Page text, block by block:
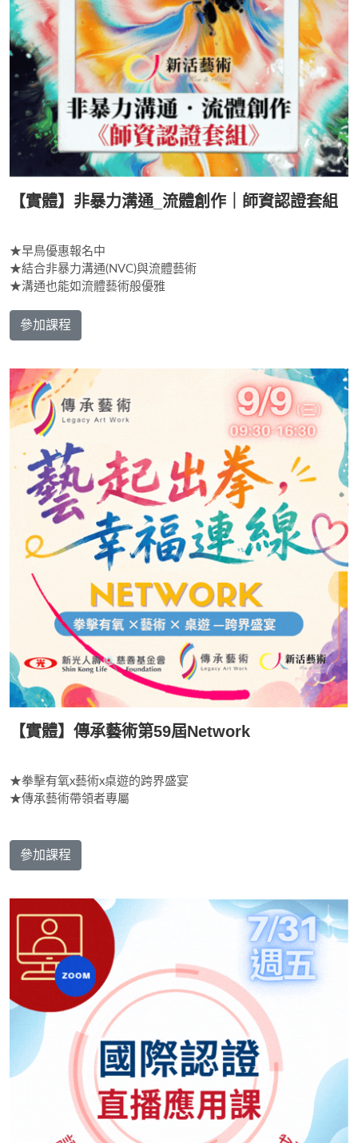
【實體】非暴力溝通_流體創作｜師資認證套組
★早鳥優惠報名中
★結合非暴力溝通(NVC)與流體藝術
★溝通也能如流體藝術般優雅
參加課程
【實體】傳承藝術第59屆Network
★拳擊有氧x藝術x桌遊的跨界盛宴
★傳承藝術帶領者專屬
參加課程